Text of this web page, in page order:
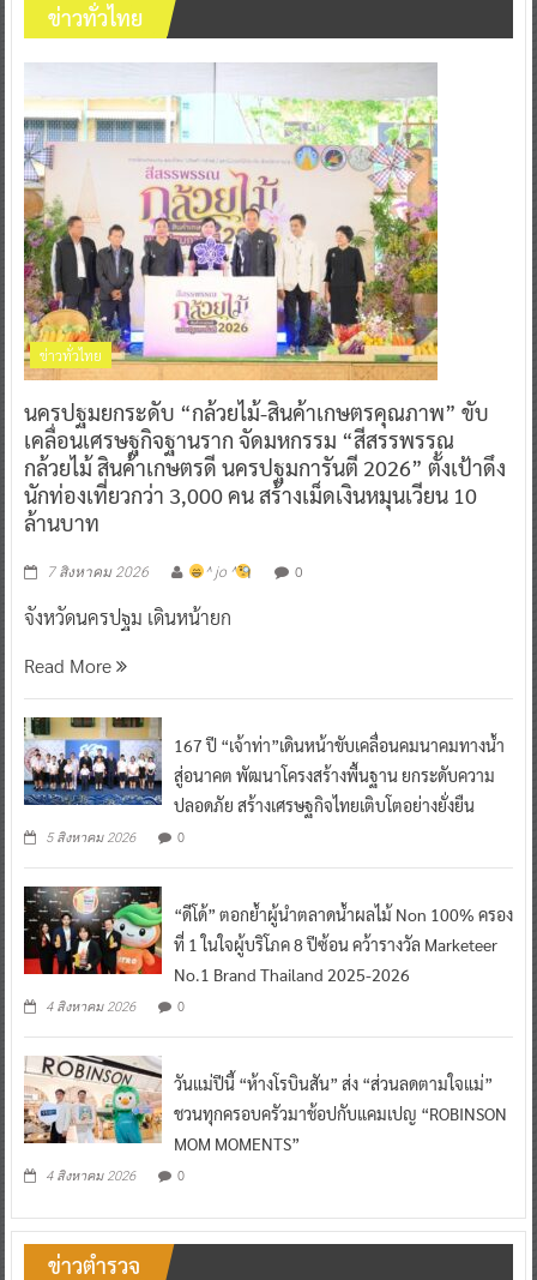
ข่าวทั่วไทย
ข่าวทั่วไทย
นครปฐมยกระดับ “กล้วยไม้-สินค้าเกษตรคุณภาพ” ขับ
เคลื่อนเศรษฐกิจฐานราก จัดมหกรรม “สีสรรพรรณ
กล้วยไม้ สินค้าเกษตรดี นครปฐมการันตี 2026” ตั้งเป้าดึง
นักท่องเที่ยวกว่า 3,000 คน สร้างเม็ดเงินหมุนเวียน 10
ล้านบาท
7 สิงหาคม 2026 ^ jo ^ 0
จังหวัดนครปฐม เดินหน้ายก
Read More
167 ปี “เจ้าท่า”เดินหน้าขับเคลื่อนคมนาคมทางน้ำ
สู่อนาคต พัฒนาโครงสร้างพื้นฐาน ยกระดับความ
ปลอดภัย สร้างเศรษฐกิจไทยเติบโตอย่างยั่งยืน
5 สิงหาคม 2026 0
“ดีโด้” ตอกย้ำผู้นำตลาดน้ำผลไม้ Non 100% ครอง
ที่ 1 ในใจผู้บริโภค 8 ปีซ้อน คว้ารางวัล Marketeer
No.1 Brand Thailand 2025-2026
4 สิงหาคม 2026 0
วันแม่ปีนี้ “ห้างโรบินสัน” ส่ง “ส่วนลดตามใจแม่”
ชวนทุกครอบครัวมาช้อปกับแคมเปญ “ROBINSON
MOM MOMENTS”
4 สิงหาคม 2026 0
ข่าวตำรวจ